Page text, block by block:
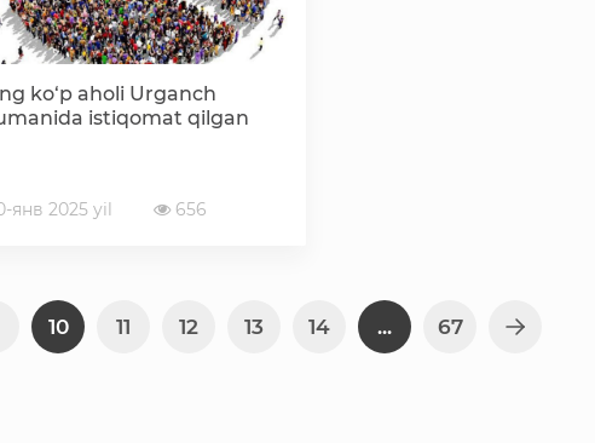
ko‘p aholi Urganch
istiqomat qilgan
янв 2025 yil 656
10 11 12 13 14 ... 67